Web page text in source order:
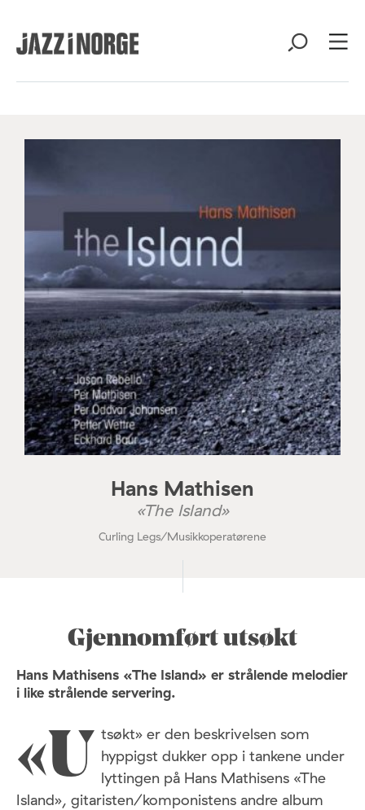
Hans Mathisen
«The Island»
Curling Legs/Musikkoperatørene
Gjennomført utsøkt
Hans Mathisens «The Island» er strålende melodier
i like strålende servering.
«U tsøkt» er den beskrivelsen som
hyppigst dukker opp i tankene under
lyttingen på Hans Mathisens «The
Island», gitaristen/komponistens andre album